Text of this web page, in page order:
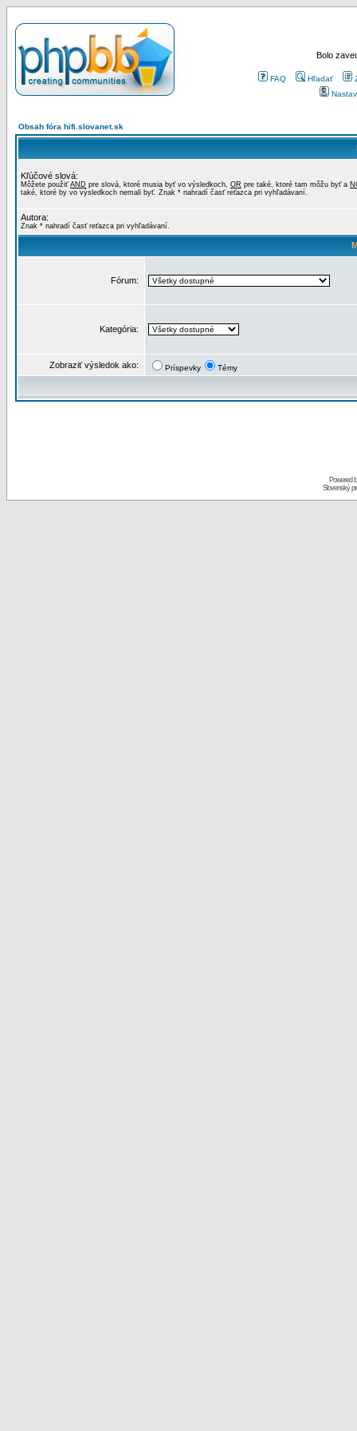
Bolo
FAQ Hľadať
Obsah fóra hifi.slovanet.sk
Kľúčové slová:
Môžete použiť AND pre slová, ktoré musia byť vo výsledkoch, OR pre také, ktoré tam môžu byť a
také, ktoré by vo výsledkoch nemali byť. Znak * nahradí časť reťazca pri vyhľadávaní.
Autora:
Znak * nahradí časť reťazca pri vyhľadávaní.
Fórum:
Kategória:
Zobraziť výsledok ako: Príspevky Témy
Powered
Slovenský